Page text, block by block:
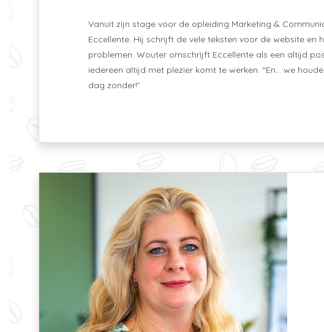
Vanuit zijn stage voor de opleiding Marketing &
Eccellente. Hij schrijft de vele teksten voor de website en
problemen. Wouter omschrijft Eccellente als een altijd
iedereen altijd met plezier komt te werken. “En… we
dag zonder!”